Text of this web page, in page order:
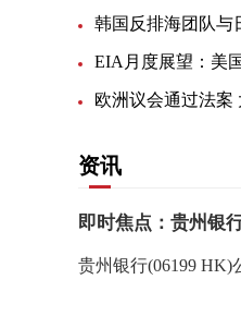
欧洲议会通过法案
资讯
贵州银行(06199